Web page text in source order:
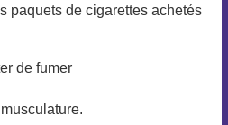
paquets de cigarettes achetés
de fumer